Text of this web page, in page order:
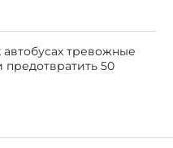
тревожные
предотвратить 50